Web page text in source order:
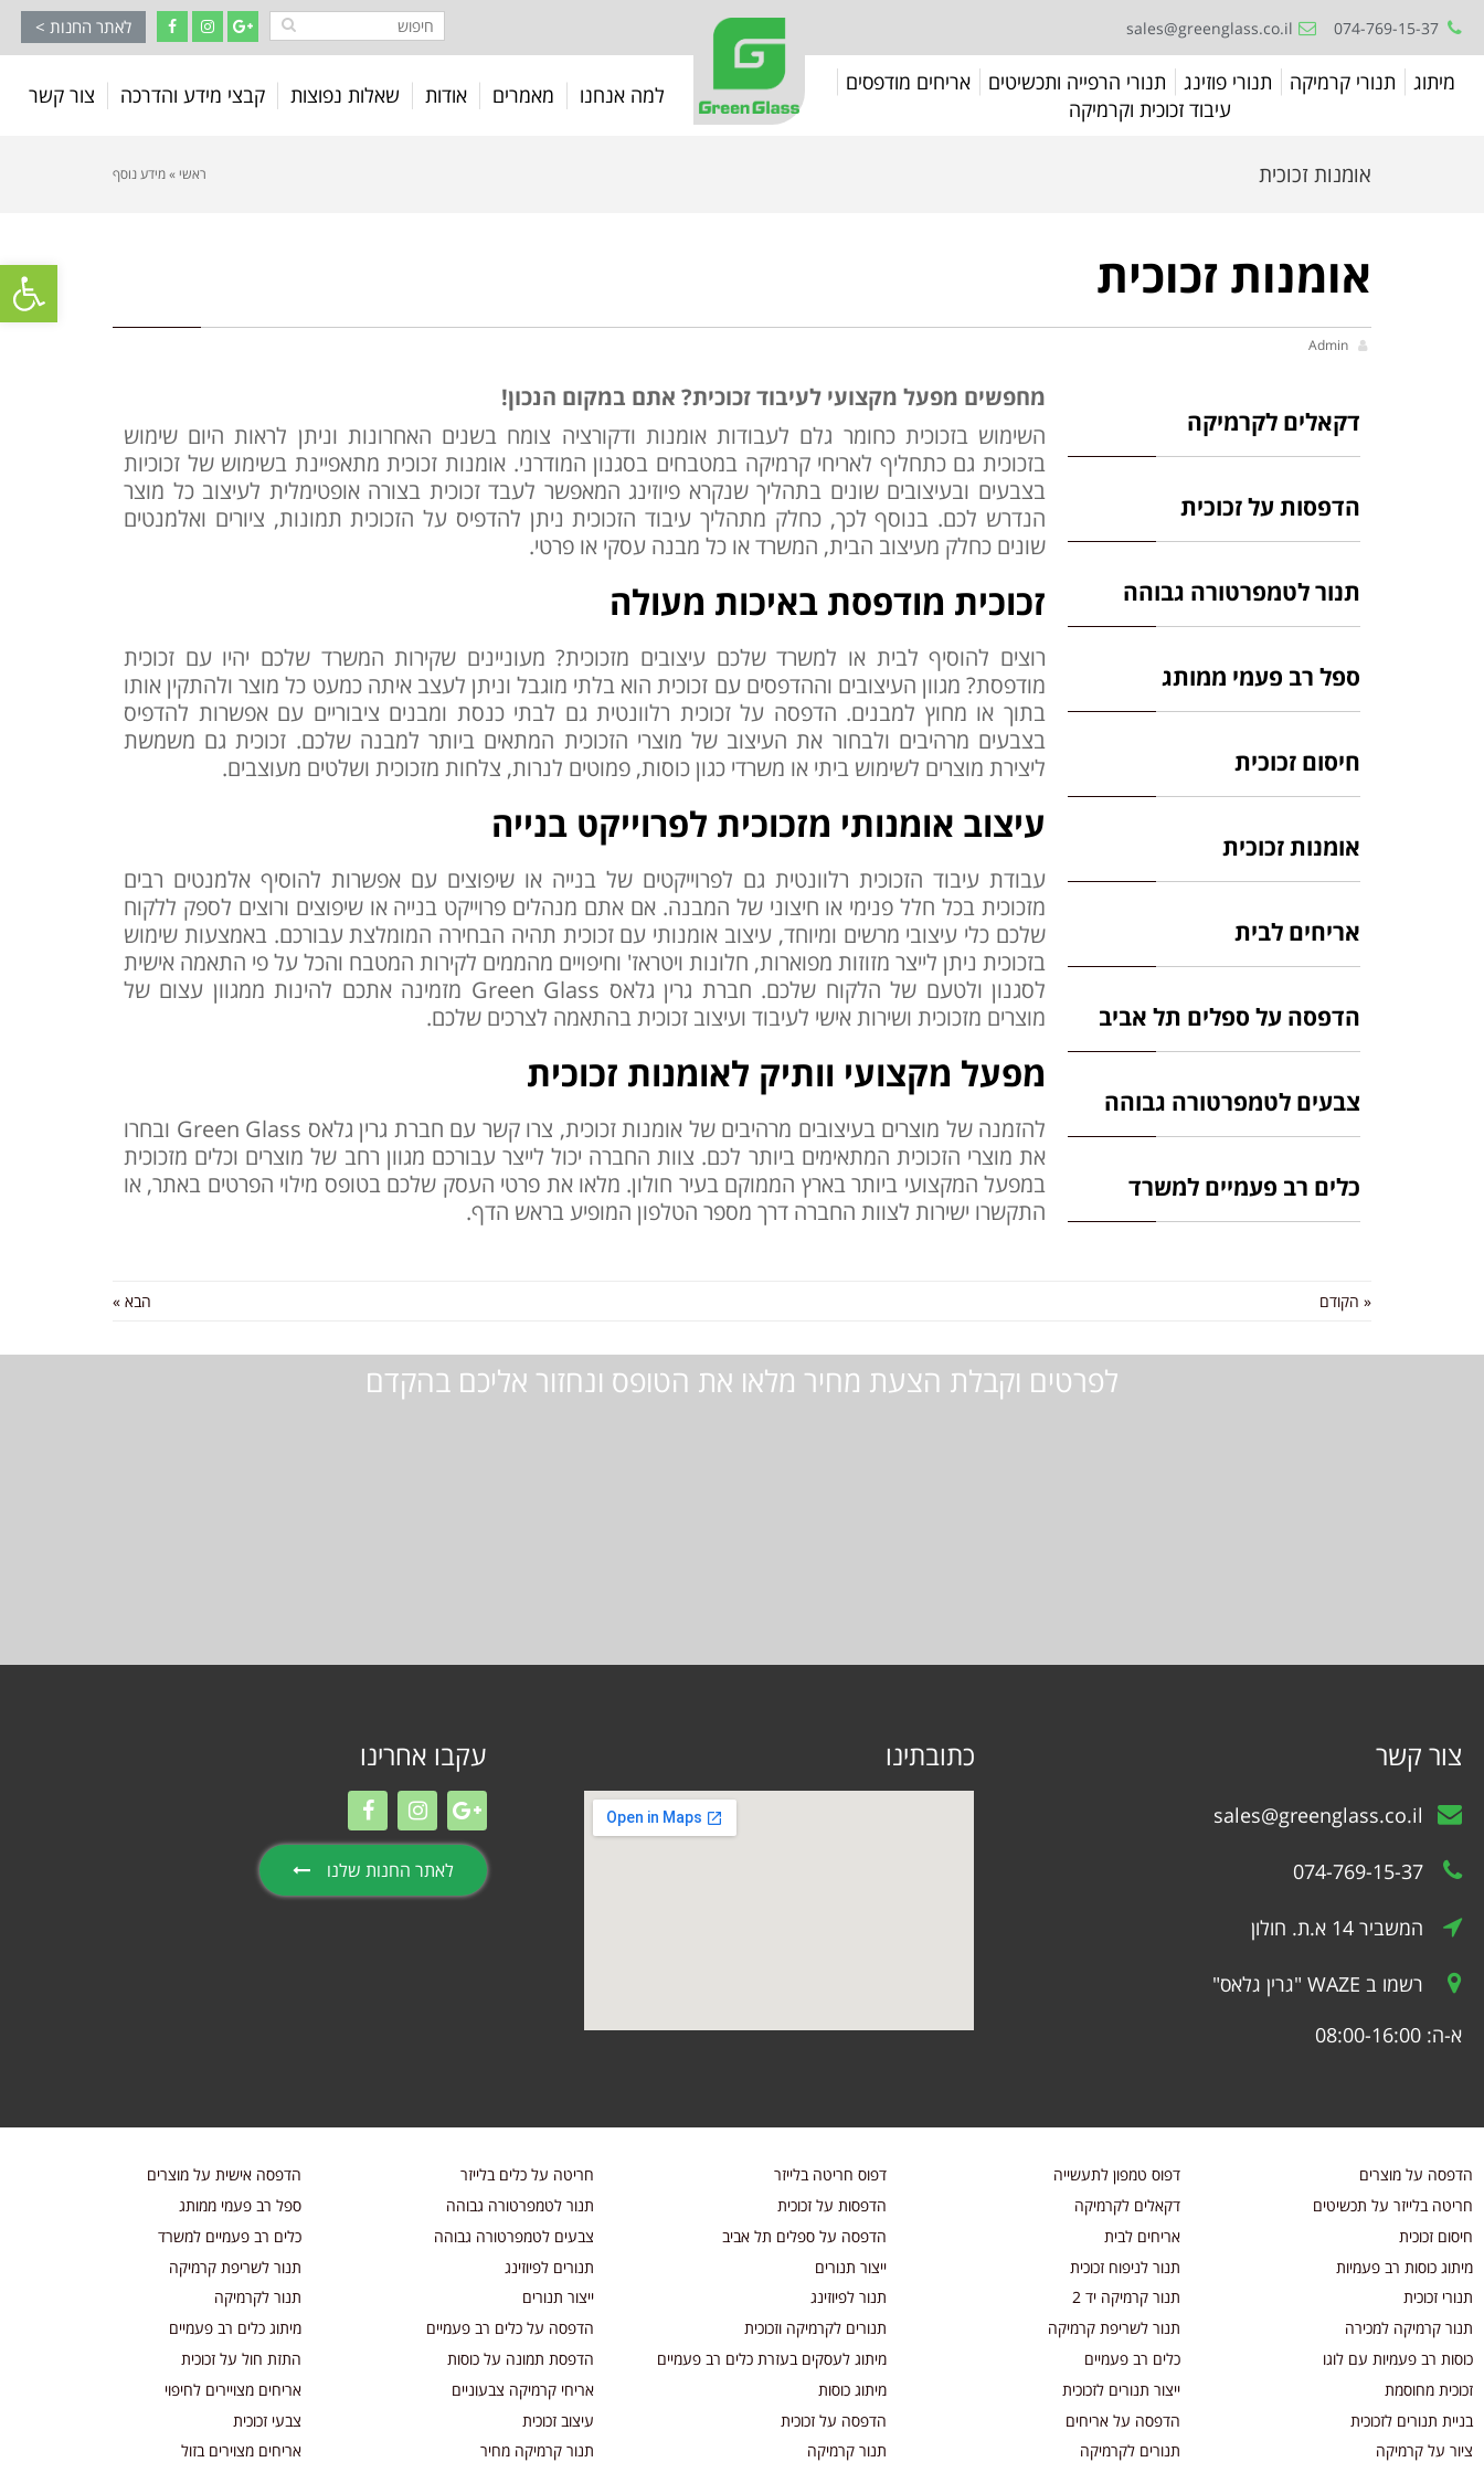
פתח
074-769-15-37
sales@greenglass.co.il לאתר החנות >
מיתוג תנורי קרמיקה תנורי פוזינג תנורי הרפייה ותכשיטים
אריחים מודפסים
עיבוד זכוכית וקרמיקה
למה אנחנו מאמרים אודות שאלות נפוצות קבצי מידע והדרכה צור קשר
אומנות זכוכית ראשי »מידע נוסף
אומנות זכוכית
Admin
דקאלים לקרמיקה
הדפסות על זכוכית
תנור לטמפרטורה גבוהה
ספל רב פעמי ממותג
חיסום זכוכית
אומנות זכוכית
אריחים לבית
הדפסה על ספלים תל אביב
צבעים לטמפרטורה גבוהה
כלים רב פעמיים למשרד
מחפשים מפעל מקצועי לעיבוד זכוכית? אתם במקום הנכון!
השימוש בזכוכית כחומר גלם לעבודות אומנות ודקורציה צומח בשנים האחרונות וניתן לראות היום שימוש
בזכוכית גם כתחליף לאריחי קרמיקה במטבחים בסגנון המודרני. אומנות זכוכית מתאפיינת בשימוש של זכוכיות
בצבעים ובעיצובים שונים בתהליך שנקרא פיוזינג המאפשר לעבד זכוכית בצורה אופטימלית לעיצוב כל מוצר
הנדרש לכם. בנוסף לכך, כחלק מתהליך עיבוד הזכוכית ניתן להדפיס על הזכוכית תמונות, ציורים ואלמנטים
שונים כחלק מעיצוב הבית, המשרד או כל מבנה עסקי או פרטי.
זכוכית מודפסת באיכות מעולה
רוצים להוסיף לבית או למשרד שלכם עיצובים מזכוכית? מעוניינים שקירות המשרד שלכם יהיו עם זכוכית
מודפסת? מגוון העיצובים וההדפסים עם זכוכית הוא בלתי מוגבל וניתן לעצב איתה כמעט כל מוצר ולהתקין אותו
בתוך או מחוץ למבנים. הדפסה על זכוכית רלוונטית גם לבתי כנסת ומבנים ציבוריים עם אפשרות להדפיס
בצבעים מרהיבים ולבחור את העיצוב של מוצרי הזכוכית המתאים ביותר למבנה שלכם. זכוכית גם משמשת
ליצירת מוצרים לשימוש ביתי או משרדי כגון כוסות, פמוטים לנרות, צלחות מזכוכית ושלטים מעוצבים.
עיצוב אומנותי מזכוכית לפרוייקט בנייה
עבודת עיבוד הזכוכית רלוונטית גם לפרוייקטים של בנייה או שיפוצים עם אפשרות להוסיף אלמנטים רבים
מזכוכית בכל חלל פנימי או חיצוני של המבנה. אם אתם מנהלים פרוייקט בנייה או שיפוצים ורוצים לספק ללקוח
שלכם כלי עיצובי מרשים ומיוחד, עיצוב אומנותי עם זכוכית תהיה הבחירה המומלצת עבורכם. באמצעות שימוש
בזכוכית ניתן לייצר מזוזות מפוארות, חלונות ויטראז' וחיפויים מהממים לקירות המטבח והכל על פי התאמה אישית
לסגנון ולטעם של הלקוח שלכם. חברת גרין גלאס Green Glass מזמינה אתכם להינות ממגוון עצום של
מוצרים מזכוכית ושירות אישי לעיבוד ועיצוב זכוכית בהתאמה לצרכים שלכם.
מפעל מקצועי וותיק לאומנות זכוכית
להזמנה של מוצרים בעיצובים מרהיבים של אומנות זכוכית, צרו קשר עם חברת גרין גלאס Green Glass ובחרו
את מוצרי הזכוכית המתאימים ביותר לכם. צוות החברה יכול לייצר עבורכם מגוון רחב של מוצרים וכלים מזכוכית
במפעל המקצועי ביותר בארץ הממוקם בעיר חולון. מלאו את פרטי העסק שלכם בטופס מילוי הפרטים באתר, או
התקשרו ישירות לצוות החברה דרך מספר הטלפון המופיע בראש הדף.
« הקודם הבא »
לפרטים וקבלת הצעת מחיר מלאו את הטופס ונחזור אליכם בהקדם
צור קשר
sales@greenglass.co.il
074-769-15-37
המשביר 14 א.ת. חולון
רשמו ב WAZE "גרין גלאס"
א-ה: 08:00-16:00
כתובתינו עקבו אחרינו
לאתר החנות שלנו
הדפסה על מוצרים דפוס טמפון לתעשייה דפוס חריטה בלייזר חריטה על כלים בלייזר
הדפסה אישית על מוצרים
חריטה בלייזר על תכשיטים
דקאלים לקרמיקה הדפסות על זכוכית תנור לטמפרטורה גבוהה
ספל רב פעמי ממותג
חיסום זכוכית
אריחים לבית הדפסה על ספלים תל אביב צבעים לטמפרטורה גבוהה
כלים רב פעמיים למשרד
מיתוג כוסות רב פעמיות
תנור לניפוח זכוכית ייצור תנורים תנורים לפיוזינג
תנור לשריפת קרמיקה
תנורי זכוכית
תנור קרמיקה יד 2 תנור לפיוזינג ייצור תנורים
תנור לקרמיקה
תנור קרמיקה למכירה
תנור לשריפת קרמיקה תנורים לקרמיקה וזכוכית הדפסה על כלים רב פעמיים
מיתוג כלים רב פעמיים
כוסות רב פעמיות עם לוגו
כלים רב פעמיים מיתוג לעסקים בעזרת כלים רב פעמיים הדפסת תמונה על כוסות
התזת חול על זכוכית
זכוכית מחוסמת
ייצור תנורים לזכוכית מיתוג כוסות אריחי קרמיקה צבעוניים
אריחים מצויירים לחיפוי
בניית תנורים לזכוכית
הדפסה על אריחים הדפסה על זכוכית עיצוב זכוכית
צבעי זכוכית
ציור על קרמיקה
תנורים לקרמיקה תנור קרמיקה תנור קרמיקה מחיר
אריחים מצוירים בזול